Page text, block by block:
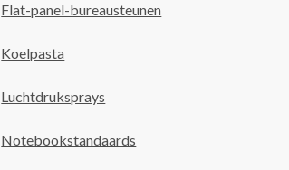
Flat-panel-bureausteunen
Koelpasta
Luchtdruksprays
Notebookstandaards